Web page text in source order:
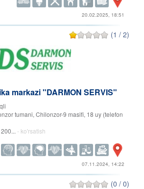
20.02.2025, 18:51
(1 / 2)
markazi "DARMON SERVIS"
tumani, Chilonzor-9 masifi, 18 uy (telefon
- ko'rsatish
07.11.2024, 14:22
(0 / 0)